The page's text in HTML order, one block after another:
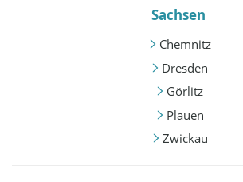
Sachsen
Chemnitz
Dresden
Görlitz
Plauen
Zwickau